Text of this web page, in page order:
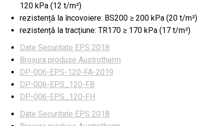
120 kPa (12 t/m²)
rezistență la încovoiere: BS200 ≥ 200 kPa (20 t/m²)
rezistență la tracțiune: TR170 ≥ 170 kPa (17 t/m²)
Date Securitate EPS 2018
Broșura produse Austrotherm
DP-006-EPS-120-FA-2019
DP-006-EPS_120-FB
DP-006-EPS_120-FH
Date Securitate EPS 2018